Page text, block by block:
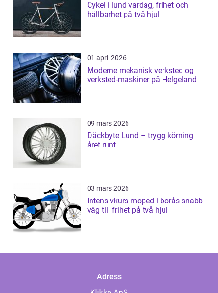
Cykel i lund vardag, frihet och
hållbarhet på två hjul
01 april 2026
Moderne mekanisk verksted og
verksted-maskiner på Helgeland
09 mars 2026
Däckbyte Lund – trygg körning
året runt
03 mars 2026
Intensivkurs moped i borås snabb
väg till frihet på två hjul
Adress